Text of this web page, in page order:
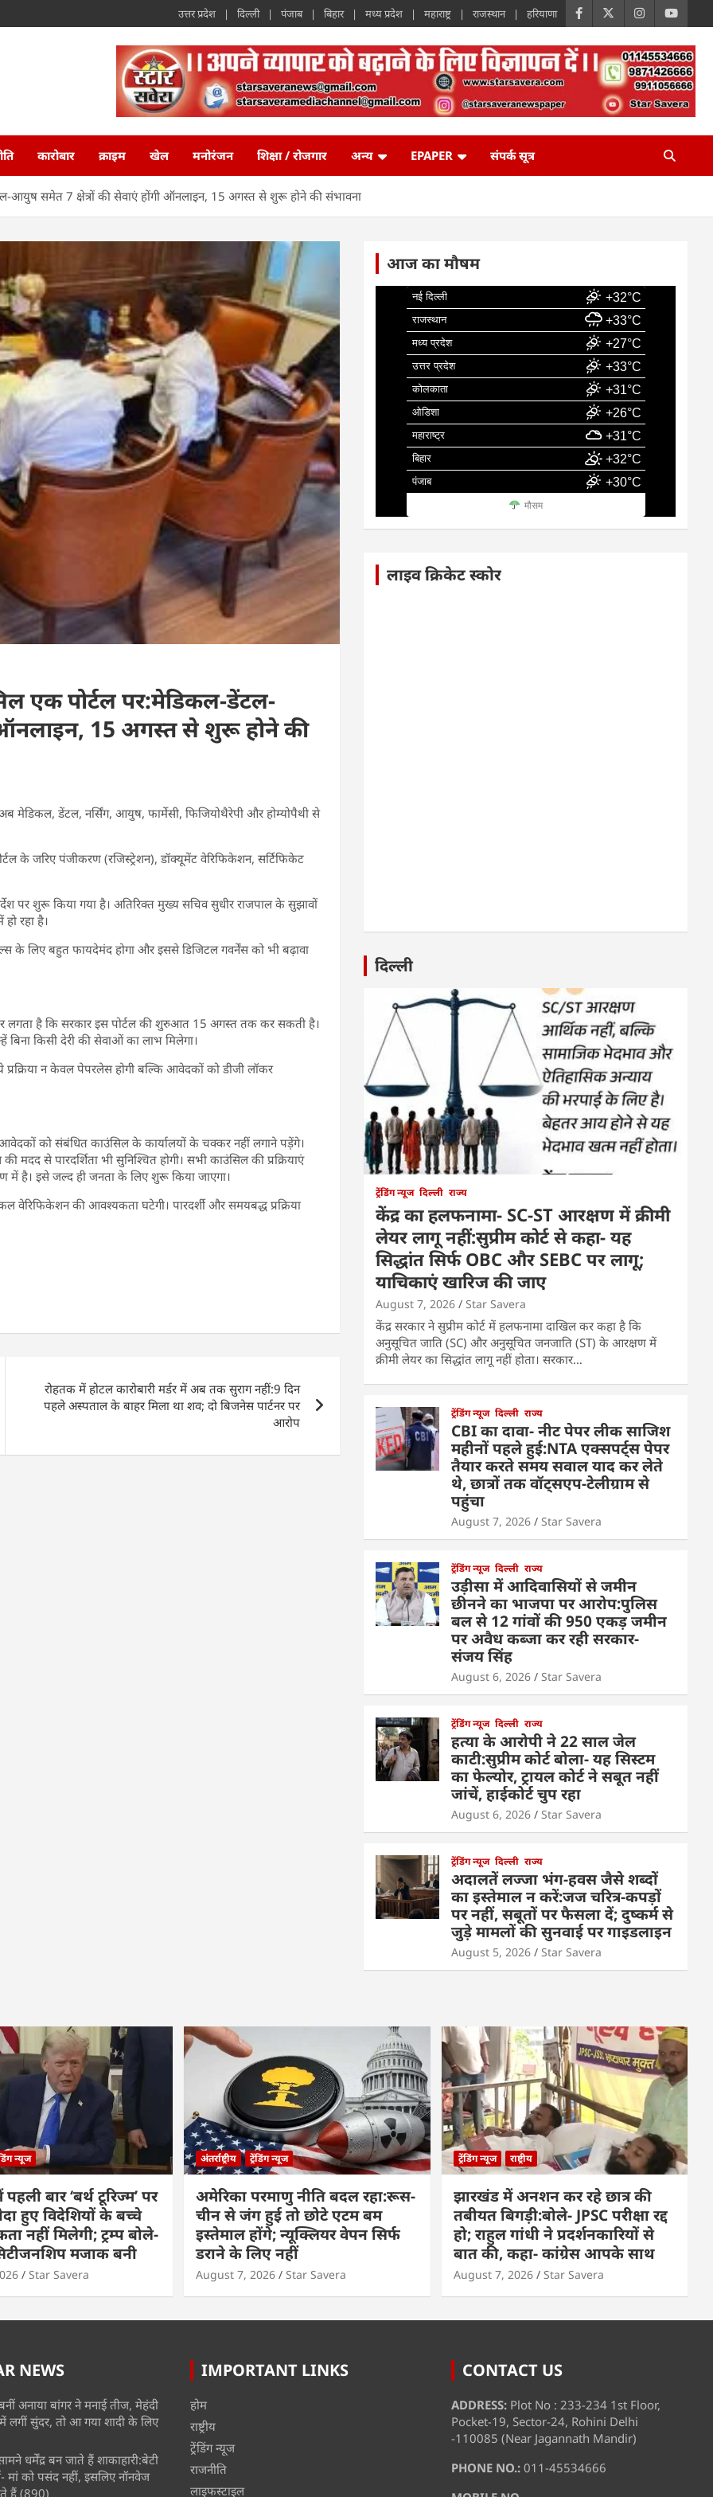
उत्तर प्रदेश दिल्ली पंजाब बिहार मध्य प्रदेश महाराष्ट्र राजस्थान हरियाणा
कारोबार क्राइम खेल मनोरंजन शिक्षा / रोजगार अन्य EPAPER संपर्क सूत्र
आयुष समेत 7 क्षेत्रों की सेवाएं होंगी ऑनलाइन, 15 अगस्त से शुरू होने की संभावना
एक पोर्टल पर:मेडिकल-डेंटल-
15 अगस्त से शुरू होने की
मेडिकल, डेंटल, नर्सिंग, आयुष, फार्मेसी, फिजियोथैरेपी और होम्योपैथी से
के जरिए पंजीकरण (रजिस्ट्रेशन), डॉक्यूमेंट वेरिफिकेशन, सर्टिफिकेट
पर शुरू किया गया है। अतिरिक्त मुख्य सचिव सुधीर राजपाल के सुझावों
रहा है।
के लिए बहुत फायदेमंद होगा और इससे डिजिटल गवर्नेंस को भी बढ़ावा
लगता है कि सरकार इस पोर्टल की शुरुआत 15 अगस्त तक कर सकती है।
किसी देरी की सेवाओं का लाभ मिलेगा।
प्रक्रिया न केवल पेपरलेस होगी बल्कि आवेदकों को डीजी लॉकर
को संबंधित काउंसिल के कार्यालयों के चक्कर नहीं लगाने पड़ेंगे।
से पारदर्शिता भी सुनिश्चित होगी। सभी काउंसिल की प्रक्रियाएं
में है। इसे जल्द ही जनता के लिए शुरू किया जाएगा।
की आवश्यकता घटेगी। पारदर्शी और समयबद्ध प्रक्रिया
रोहतक में होटल कारोबारी मर्डर में अब तक सुराग नहीं:9 दिन
पहले अस्पताल के बाहर मिला था शव; दो बिजनेस पार्टनर पर
आरोप
आज का मौषम
नई दिल्ली +32°C
राजस्थान +33°C
मध्य प्रदेश +27°C
उत्तर प्रदेश +33°C
कोलकाता +31°C
ओडिशा +26°C
महाराष्ट्र +31°C
बिहार +32°C
पंजाब +30°C
मौसम
लाइव क्रिकेट स्कोर
दिल्ली
ट्रेंडिंग न्यूज दिल्ली राज्य
केंद्र का हलफनामा- SC-ST आरक्षण में क्रीमी
लेयर लागू नहीं:सुप्रीम कोर्ट से कहा- यह
सिद्धांत सिर्फ OBC और SEBC पर लागू;
याचिकाएं खारिज की जाए
August 7, 2026 Star Savera
केंद्र सरकार ने सुप्रीम कोर्ट में हलफनामा दाखिल कर कहा है कि
अनुसूचित जाति (SC) और अनुसूचित जनजाति (ST) के आरक्षण में
क्रीमी लेयर का सिद्धांत लागू नहीं होता। सरकार…
ट्रेंडिंग न्यूज दिल्ली राज्य
CBI का दावा- नीट पेपर लीक साजिश
महीनों पहले हुई:NTA एक्सपर्ट्स पेपर
तैयार करते समय सवाल याद कर लेते
थे, छात्रों तक वॉट्सएप-टेलीग्राम से
पहुंचा
August 7, 2026 Star Savera
ट्रेंडिंग न्यूज दिल्ली राज्य
उड़ीसा में आदिवासियों से जमीन
छीनने का भाजपा पर आरोप:पुलिस
बल से 12 गांवों की 950 एकड़ जमीन
पर अवैध कब्जा कर रही सरकार-
संजय सिंह
August 6, 2026 Star Savera
ट्रेंडिंग न्यूज दिल्ली राज्य
हत्या के आरोपी ने 22 साल जेल
काटी:सुप्रीम कोर्ट बोला- यह सिस्टम
का फेल्योर, ट्रायल कोर्ट ने सबूत नहीं
जांचें, हाईकोर्ट चुप रहा
August 6, 2026 Star Savera
ट्रेंडिंग न्यूज दिल्ली राज्य
अदालतें लज्जा भंग-हवस जैसे शब्दों
का इस्तेमाल न करें:जज चरित्र-कपड़ों
पर नहीं, सबूतों पर फैसला दें; दुष्कर्म से
जुड़े मामलों की सुनवाई पर गाइडलाइन
August 5, 2026 Star Savera
न्यूज
बार ‘बर्थ टूरिज्म’ पर
हुए विदेशियों के बच्चे
नहीं मिलेगी; ट्रम्प बोले-
मजाक बनी
Star Savera
अंतर्राष्ट्रीय ट्रेंडिंग न्यूज
अमेरिका परमाणु नीति बदल रहा:रूस-
चीन से जंग हुई तो छोटे एटम बम
इस्तेमाल होंगे; न्यूक्लियर वेपन सिर्फ
डराने के लिए नहीं
August 7, 2026 Star Savera
ट्रेंडिंग न्यूज राष्ट्रीय
झारखंड में अनशन कर रहे छात्र की
तबीयत बिगड़ी:बोले- JPSC परीक्षा रद्द
हो; राहुल गांधी ने प्रदर्शनकारियों से
बात की, कहा- कांग्रेस आपके साथ
August 7, 2026 Star Savera
NEWS
अनाया बांगर ने मनाई तीज, मेहंदी
लगीं सुंदर, तो आ गया शादी के लिए
धर्मेंद्र बन जाते हैं शाकाहारी:बेटी
मां को पसंद नहीं, इसलिए नॉनवेज
हैं (890)
IMPORTANT LINKS
होम
राष्ट्रीय
ट्रेंडिंग न्यूज
राजनीति
लाइफस्टाइल
CONTACT US
ADDRESS: Plot No : 233-234 1st Floor,
Pocket-19, Sector-24, Rohini Delhi
-110085 (Near Jagannath Mandir)
PHONE NO.: 011-45534666